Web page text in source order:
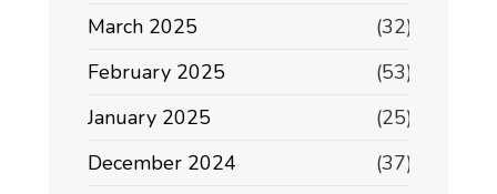
March 2025
(32)
February 2025
(53)
January 2025
(25)
December 2024
(37)